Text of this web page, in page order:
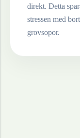
direkt. Detta
stressen med
grovsopor.